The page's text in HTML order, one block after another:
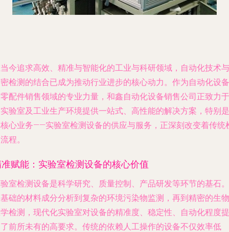
今追求高效、精准与智能化的工业与科研领域，自动化技术与
检测的结合已成为推动行业进步的核心动力。作为自动化设备
配件销售领域的专业力量，和鑫自动化设备销售公司正致力于
验室及工业生产环境提供一站式、高性能的解决方案，特别是
心业务——实验室检测设备的供应与服务，正深刻改变着传统
程。
赋能：实验室检测设备的核心价值
室检测设备是科学研究、质量控制、产品研发等环节的基石。
础的材料成分分析到复杂的环境污染物监测，再到精密的生物
检测，现代化实验室对设备的精准度、稳定性、自动化程度提
前所未有的高要求。传统的依赖人工操作的设备不仅效率低